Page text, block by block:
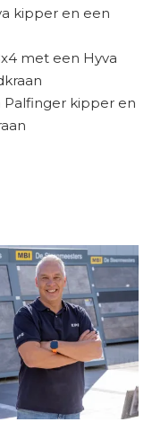
kipper en een
met een Hyva
Palfinger kipper en